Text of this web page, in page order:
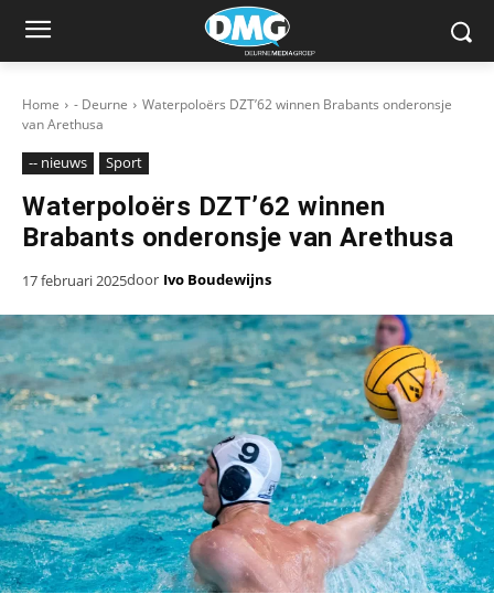
Home - Deurne
Waterpoloërs DZT’62 winnen Brabants onderonsje
van Arethusa
-- nieuws Sport
Waterpoloërs DZT’62 winnen
Brabants onderonsje van Arethusa
17 februari 2025door Ivo Boudewijns